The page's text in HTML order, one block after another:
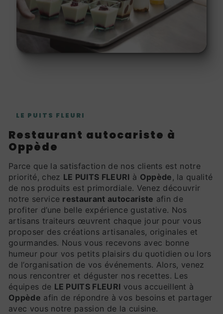
LE PUITS FLEURI
restaurant autocariste à
Oppède
Parce que la satisfaction de nos clients est notre
priorité, chez LE PUITS FLEURI à Oppède , la qualité
de nos produits est primordiale. Venez découvrir
notre service restaurant autocariste afin de
profiter d’une belle expérience gustative. Nos
artisans traiteurs œuvrent chaque jour pour vous
proposer des créations artisanales, originales et
gourmandes. Nous vous recevons avec bonne
humeur pour vos petits plaisirs du quotidien ou lors
de l’organisation de vos événements. Alors, venez
nous rencontrer et déguster nos recettes. Les
équipes de LE PUITS FLEURI vous accueillent à
Oppède afin de répondre à vos besoins et partager
avec vous notre passion de la cuisine.